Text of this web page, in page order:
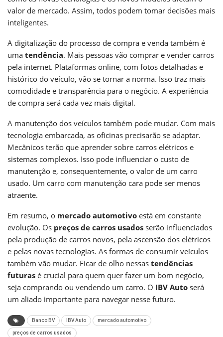
valor de mercado. Assim, todos podem tomar decisões mais
inteligentes.
A digitalização do processo de compra e venda também é
uma tendência. Mais pessoas vão comprar e vender carros
pela internet. Plataformas online, com fotos detalhadas e
histórico do veículo, vão se tornar a norma. Isso traz mais
comodidade e transparência para o negócio. A experiência
de compra será cada vez mais digital.
A manutenção dos veículos também pode mudar. Com mais
tecnologia embarcada, as oficinas precisarão se adaptar.
Mecânicos terão que aprender sobre carros elétricos e
sistemas complexos. Isso pode influenciar o custo de
manutenção e, consequentemente, o valor de um carro
usado. Um carro com manutenção cara pode ser menos
atraente.
Em resumo, o mercado automotivo está em constante
evolução. Os preços de carros usados serão influenciados
pela produção de carros novos, pela ascensão dos elétricos
e pelas novas tecnologias. As formas de consumir veículos
também vão mudar. Ficar de olho nessas tendências
futuras é crucial para quem quer fazer um bom negócio,
seja comprando ou vendendo um carro. O IBV Auto será
um aliado importante para navegar nesse futuro.
Banco BV IBV Auto mercado automotivo
preços de carros usados